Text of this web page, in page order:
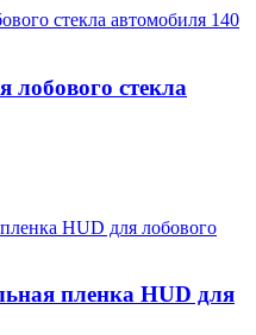
лобового стекла
пленка HUD для